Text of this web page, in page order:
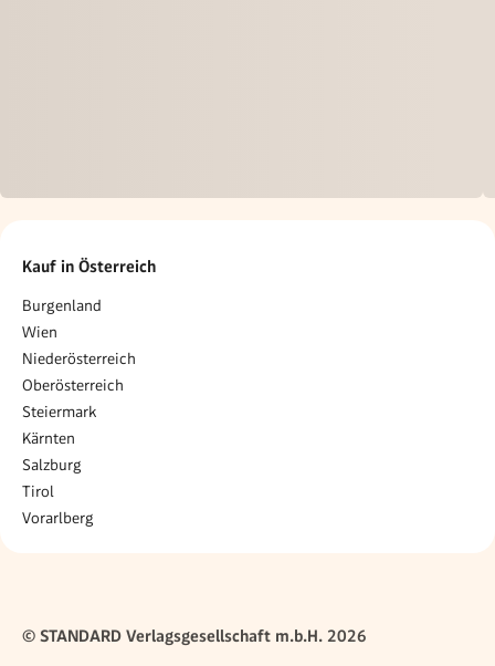
Kauf in Österreich
Burgenland
Wien
Niederösterreich
Oberösterreich
Steiermark
Kärnten
Salzburg
Tirol
Vorarlberg
© STANDARD Verlagsgesellschaft m.b.H. 2026